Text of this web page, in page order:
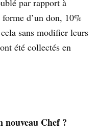
par rapport à
forme d’un don, 10%
sans modifier leurs
été collectés en
Chef ?